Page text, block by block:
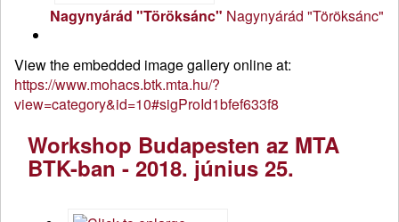
Nagynyárád "Töröksánc" Nagynyárád "Töröksánc"
View the embedded image gallery online at:
https://www.mohacs.btk.mta.hu/?
view=category&id=10#sigProId1bfef633f8
Workshop Budapesten az MTA
BTK-ban - 2018. június 25.